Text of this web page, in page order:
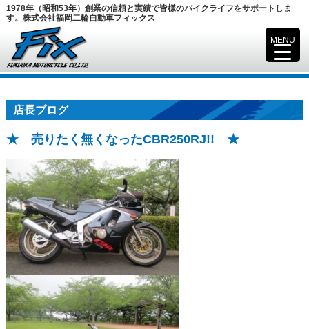
1978年（昭和53年）創業の信頼と実績で皆様のバイクライフをサポートしま
す。株式会社福岡二輪自動車フィックス
店長ブログ
★ 売りたく無くなったCBR250RJ!! ★
MENU
▼